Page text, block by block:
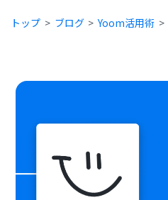
トップ ブログ Yoom活用術